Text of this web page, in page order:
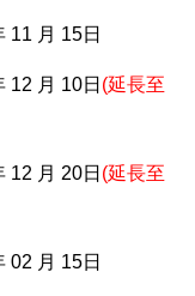
11 月 15日
12 月 10日 (延長至
12 月 20日 (延長至
02 月 15日